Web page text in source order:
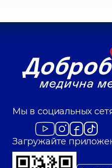
Мы в социальных
Загружайте